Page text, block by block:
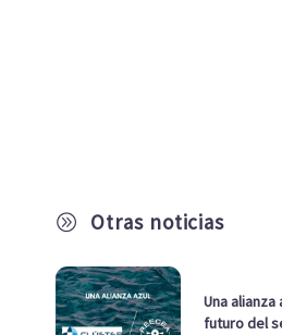
A Otras noticias
Una
futuro del